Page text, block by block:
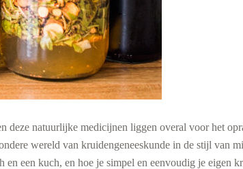
deze natuurlijke medicijnen liggen overal voor het
wereld van kruidengeneeskunde in de stijl van
een kuch, en hoe je simpel en eenvoudig je eigen